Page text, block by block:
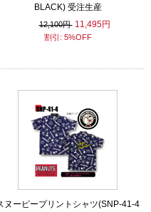
BLACK) 受注生産
12,100円 11,495円
割引: 5%OFF
ヌーピープリントシャツ(SNP-41-4